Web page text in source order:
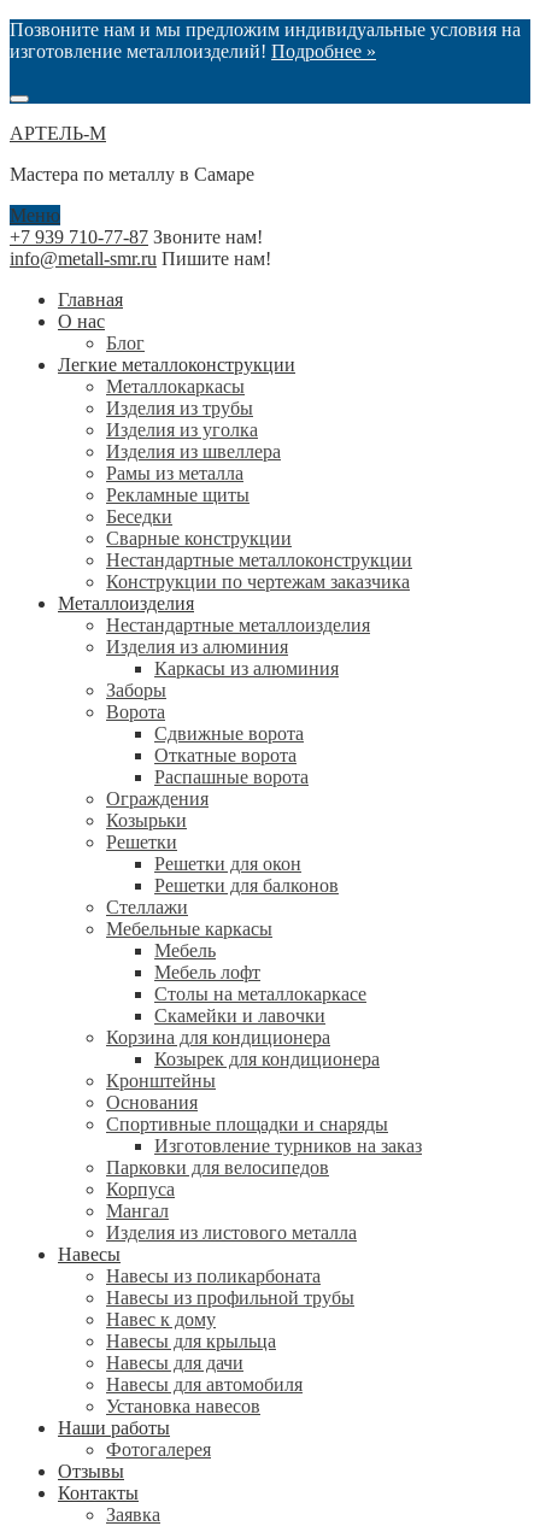
Позвоните нам и мы предложим индивидуальные условия на
изготовление металлоизделий! Подробнее »
АРТЕЛЬ-М
Мастера по металлу в Самаре
Меню
+7 939 710-77-87 Звоните нам!
info@metall-smr.ru Пишите нам!
Главная
О нас
Блог
Легкие металлоконструкции
Металлокаркасы
Изделия из трубы
Изделия из уголка
Изделия из швеллера
Рамы из металла
Рекламные щиты
Беседки
Сварные конструкции
Нестандартные металлоконструкции
Конструкции по чертежам заказчика
Металлоизделия
Нестандартные металлоизделия
Изделия из алюминия
Каркасы из алюминия
Заборы
Ворота
Сдвижные ворота
Откатные ворота
Распашные ворота
Ограждения
Козырьки
Решетки
Решетки для окон
Решетки для балконов
Стеллажи
Мебельные каркасы
Мебель
Мебель лофт
Столы на металлокаркасе
Скамейки и лавочки
Корзина для кондиционера
Козырек для кондиционера
Кронштейны
Основания
Спортивные площадки и снаряды
Изготовление турников на заказ
Парковки для велосипедов
Корпуса
Мангал
Изделия из листового металла
Навесы
Навесы из поликарбоната
Навесы из профильной трубы
Навес к дому
Навесы для крыльца
Навесы для дачи
Навесы для автомобиля
Установка навесов
Наши работы
Фотогалерея
Отзывы
Контакты
Заявка